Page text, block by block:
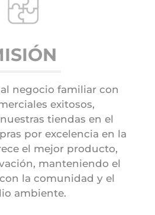
negocio familiar con
exitosos,
tiendas en el
por excelencia en la
el mejor producto,
manteniendo el
la comunidad y el
ambiente.